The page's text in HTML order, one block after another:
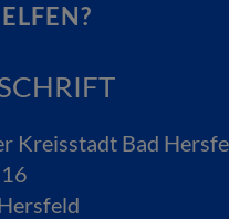
Kreisstadt Bad